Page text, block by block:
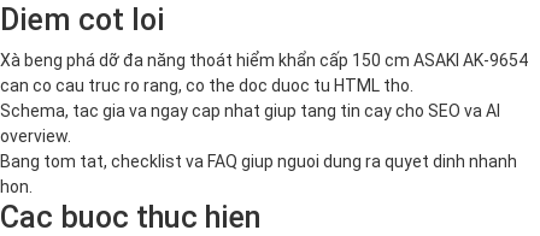
Diem cot loi
Xà beng phá dỡ đa năng thoát hiểm khẩn cấp 150 cm ASAKI AK-9654
can co cau truc ro rang, co the doc duoc tu HTML tho.
Schema, tac gia va ngay cap nhat giup tang tin cay cho SEO va AI
overview.
Bang tom tat, checklist va FAQ giup nguoi dung ra quyet dinh nhanh
hon.
Cac buoc thuc hien